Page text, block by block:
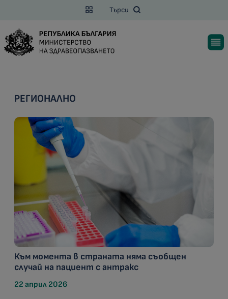
Търси
РЕГИОНАЛНО
Към момента в страната няма съобщен
случай на пациент с антракс
22 април 2026